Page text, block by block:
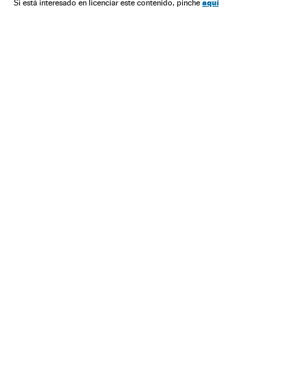
Si está interesado en licenciar este contenido, pinche aquí